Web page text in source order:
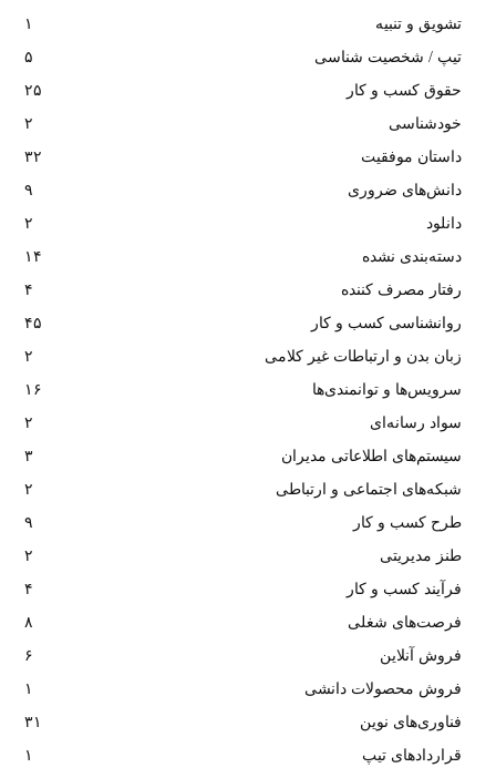
تشویق و تنبیه
۱
تیپ / شخصیت شناسی
۵
حقوق کسب و کار
۲۵
خودشناسی
۲
داستان موفقیت
۳۲
دانش‌های ضروری
۹
دانلود
۲
دسته‌بندی نشده
۱۴
رفتار مصرف کننده
۴
روانشناسی کسب و کار
۴۵
زبان بدن و ارتباطات غیر کلامی
۲
سرویس‌ها و توانمندی‌ها
۱۶
سواد رسانه‌ای
۲
سیستم‌های اطلاعاتی مدیران
۳
شبکه‌های اجتماعی و ارتباطی
۲
طرح کسب و کار
۹
طنز مدیریتی
۲
فرآیند کسب و کار
۴
فرصت‌های شغلی
۸
فروش آنلاین
۶
فروش محصولات دانشی
۱
فناوری‌های نوین
۳۱
قراردادهای تیپ
۱